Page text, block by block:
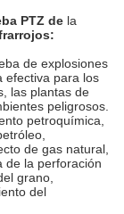
PTZ de la
:
de explosiones
efectiva para los
las plantas de
peligrosos.
petroquímica,
de gas natural,
de la perforación
grano,
del